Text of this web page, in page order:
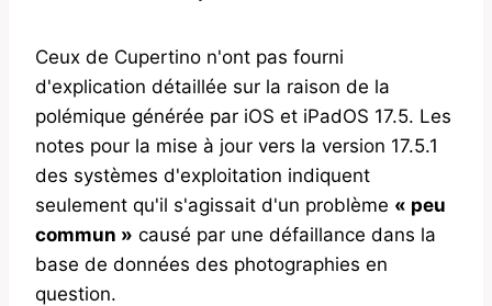
Ceux de Cupertino n'ont pas fourni
d'explication détaillée sur la raison de la
polémique générée par iOS et iPadOS 17.5. Les
notes pour la mise à jour vers la version 17.5.1
des systèmes d'exploitation indiquent
seulement qu'il s'agissait d'un problème « peu
commun » causé par une défaillance dans la
base de données des photographies en
question.